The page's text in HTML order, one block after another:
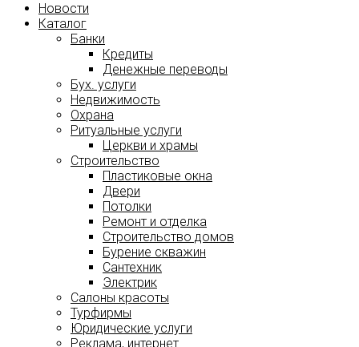
Новости
Каталог
Банки
Кредиты
Денежные переводы
Бух. услуги
Недвижимость
Охрана
Ритуальные услуги
Церкви и храмы
Строительство
Пластиковые окна
Двери
Потолки
Ремонт и отделка
Строительство домов
Бурение скважин
Сантехник
Электрик
Салоны красоты
Турфирмы
Юридические услуги
Реклама, интернет